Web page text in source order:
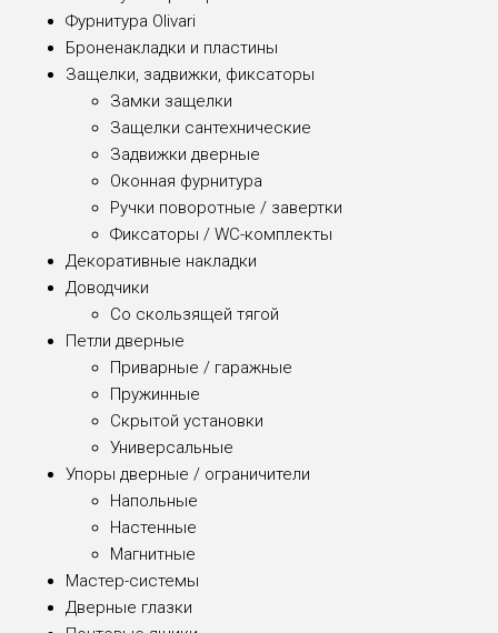
Фурнитура Olivari
Броненакладки и пластины
Защелки, задвижки, фиксаторы
Замки защелки
Защелки сантехнические
Задвижки дверные
Оконная фурнитура
Ручки поворотные / завертки
Фиксаторы / WC-комплекты
Декоративные накладки
Доводчики
Со скользящей тягой
Петли дверные
Приварные / гаражные
Пружинные
Скрытой установки
Универсальные
Упоры дверные / ограничители
Напольные
Настенные
Магнитные
Мастер-системы
Дверные глазки